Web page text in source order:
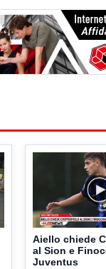
Aiello chiede
al Sion e
Juventus